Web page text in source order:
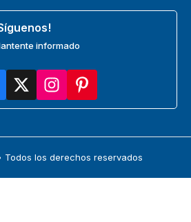
informado
los derechos reservados